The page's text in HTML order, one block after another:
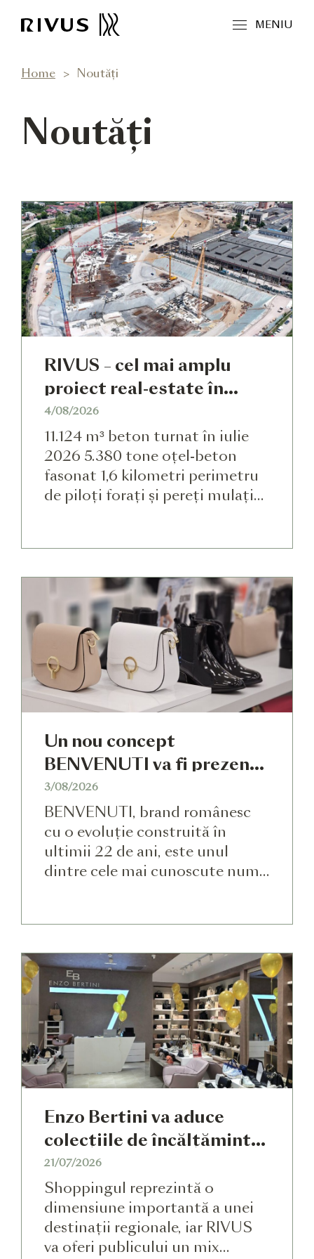
MENIU
Home Noutăți
Noutăți
RIVUS – cel mai amplu
proiect real-estate în
construcție din România
4/08/2026
11.124 m³ beton turnat în iulie
2026 5.380 tone oțel-beton
fasonat 1,6 kilometri perimetru
de piloți forați și pereți mulați
(iulie 2026) În martie 2026,
proiectul mixed-use RIVUS a
intrat în etapa de execuție, fiind
cea mai amplă dezvoltare real-
estate prin reconversie urbană în
desfășurare din România. […]
Un nou concept
BENVENUTI va fi prezent
în RIVUS
3/08/2026
BENVENUTI, brand românesc
cu o evoluție construită în
ultimii 22 de ani, este unul
dintre cele mai cunoscute nume
declarată de a oferi pieței locale
produse de calitate superioară și
design unic, brandul are
colaborări cu parteneri
producători care asigură o
foarte mare diversitate, pentru
toate stilurile, […]
Enzo Bertini va aduce
colecțiile de încălțăminte
Valentino, Karl Lagerfeld,
Premiata și ale altor
branduri internaționale în
RIVUS
21/07/2026
Shoppingul reprezintă o
dimensiune importantă a unei
destinații regionale, iar RIVUS
va oferi publicului un mix